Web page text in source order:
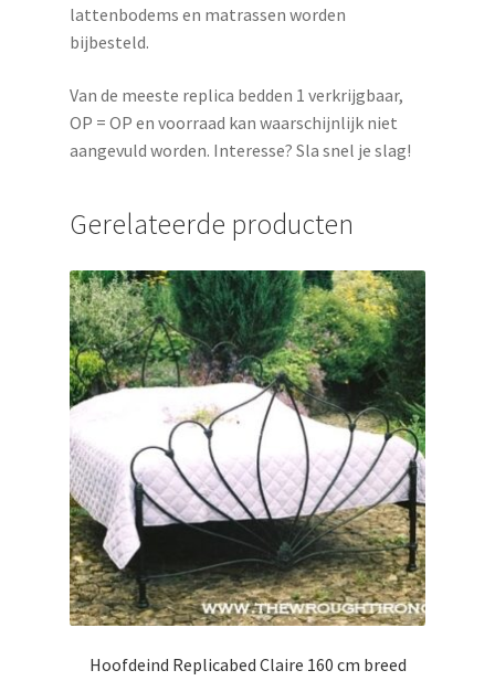
lattenbodems en matrassen worden
bijbesteld.
Van de meeste replica bedden 1 verkrijgbaar,
OP = OP en voorraad kan waarschijnlijk niet
aangevuld worden. Interesse? Sla snel je slag!
Gerelateerde producten
Hoofdeind Replicabed Claire 160 cm breed